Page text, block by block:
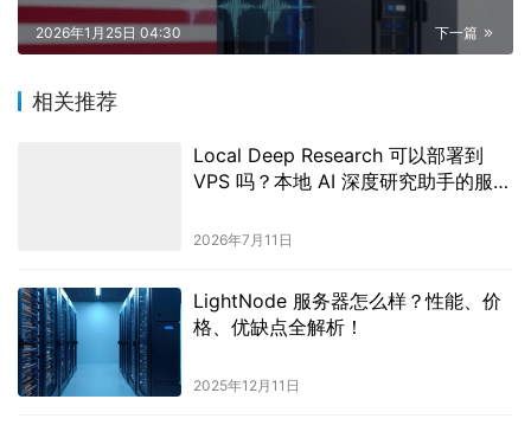
下一篇
2026年1月25日 04:30
相关推荐
Local Deep Research 可以部署到
VPS 吗？本地 AI 深度研究助手的服务
2026年7月11日
LightNode 服务器怎么样？性能、价
格、优缺点全解析！
2025年12月11日